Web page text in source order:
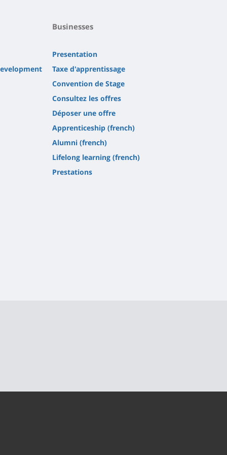
Businesses
Presentation
Taxe d'apprentissage
Convention de Stage
Consultez les offres
Déposer une offre
Apprenticeship (french)
Alumni (french)
Lifelong learning (french)
Prestations